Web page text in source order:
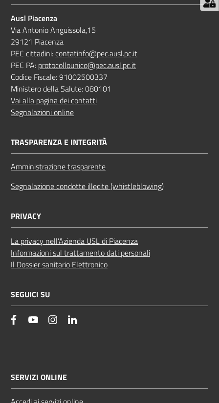
Ausl Piacenza
Via Antonio Anguissola,15
29121 Piacenza
PEC cittadini:contatinfo@pec.ausl.pc.it
PEC PA: protocollounico@pec.ausl.pc.it
Codice Fiscale: 91002500337
Ministero della Salute: 080101
Vai alla pagina dei contatti
Segnalazioni online
TRASPARENZA E INTEGRITÀ
Amministrazione trasparente
Segnalazione condotte illecite (whistleblowing)
PRIVACY
La privacy nell’Azienda USL di Piacenza
Informazioni sul trattamento dati personali
Il Dossier sanitario Elettronico
SEGUICI SU
facebookYouTube Instagram
SERVIZI ONLINE